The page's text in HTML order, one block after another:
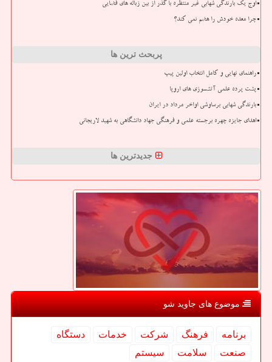
اوج یک بارندگی شهابی غیر منتظره با گذر از بین زباله های فضایی
چرا معده خودش را هضم نمی کند؟
پربحث ترین ها
راهنمای نهایی و کامل انتخاب اولین پیپ
پشت پرده علمی آتشسوزی های اروپا
بارندگی شهابی برساوشی اواخر مرداد در ایران
اهدای جایزه چهره برجسته علمی و فرهنگی جهاد دانشگاهی به شهید لاریجانی
جدیدترین ها
موضوع های جاوید شو
برنامه فرهنگ شركت خدمات
دستگاه
صنعت
سلامت سیستم